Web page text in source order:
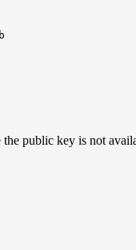
the public key is not